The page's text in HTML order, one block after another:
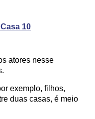
10
atores nesse
exemplo, filhos,
duas casas, é meio